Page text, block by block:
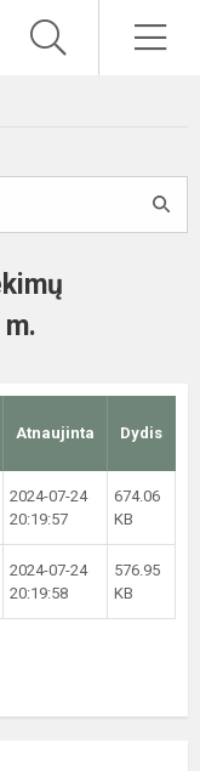
Atnaujinta Dydis
2024-07-24
20:19:57
674.06
KB
2024-07-24
20:19:58
576.95
KB